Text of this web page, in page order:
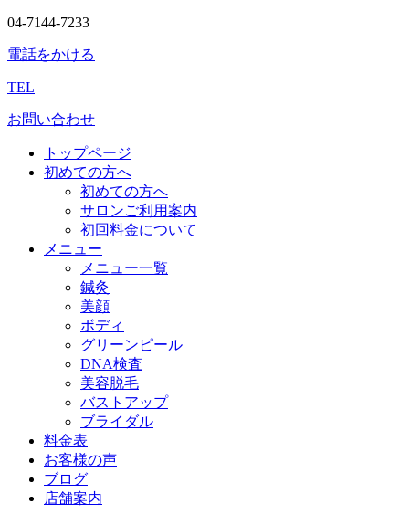
04-7144-7233
電話をかける
TEL
お問い合わせ
トップページ
初めての方へ
初めての方へ
サロンご利用案内
初回料金について
メニュー
メニュー一覧
鍼灸
美顔
ボディ
グリーンピール
DNA検査
美容脱毛
バストアップ
ブライダル
料金表
お客様の声
ブログ
店舗案内